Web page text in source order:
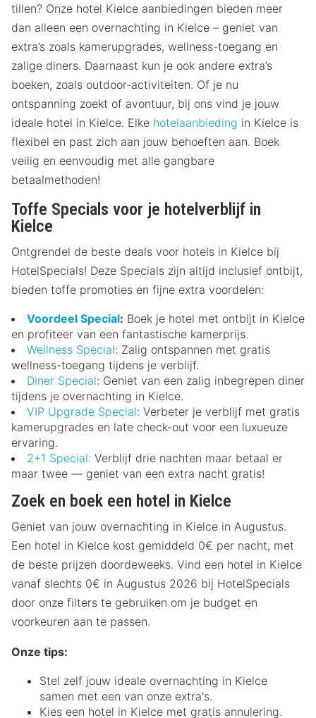
tillen? Onze hotel Kielce aanbiedingen bieden meer
dan alleen een overnachting in Kielce – geniet van
extra’s zoals kamerupgrades, wellness-toegang en
zalige diners. Daarnaast kun je ook andere extra’s
boeken, zoals outdoor-activiteiten. Of je nu
ontspanning zoekt of avontuur, bij ons vind je jouw
ideale hotel in Kielce. Elke hotelaanbieding in Kielce is
flexibel en past zich aan jouw behoeften aan. Boek
veilig en eenvoudig met alle gangbare
betaalmethoden!
Toffe Specials voor je hotelverblijf in
Kielce
Ontgrendel de beste deals voor hotels in Kielce bij
HotelSpecials! Deze Specials zijn altijd inclusief ontbijt,
bieden toffe promoties en fijne extra voordelen:
Voordeel Special: Boek je hotel met ontbijt in Kielce
en profiteer van een fantastische kamerprijs.
Wellness Special: Zalig ontspannen met gratis
wellness-toegang tijdens je verblijf.
Diner Special: Geniet van een zalig inbegrepen diner
tijdens je overnachting in Kielce.
VIP Upgrade Special: Verbeter je verblijf met gratis
kamerupgrades en late check-out voor een luxueuze
ervaring.
2+1 Special: Verblijf drie nachten maar betaal er
maar twee — geniet van een extra nacht gratis!
Zoek en boek een hotel in Kielce
Geniet van jouw overnachting in Kielce in Augustus.
Een hotel in Kielce kost gemiddeld 0€ per nacht, met
de beste prijzen doordeweeks. Vind een hotel in Kielce
vanaf slechts 0€ in Augustus 2026 bij HotelSpecials
door onze filters te gebruiken om je budget en
voorkeuren aan te passen.
Onze tips:
Stel zelf jouw ideale overnachting in Kielce
samen met een van onze extra's.
Kies een hotel in Kielce met gratis annulering.